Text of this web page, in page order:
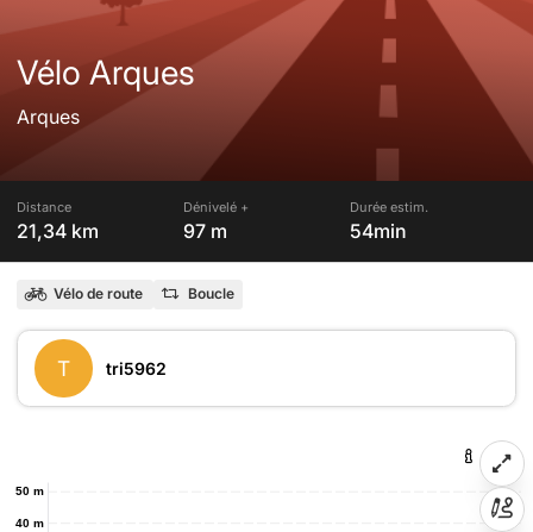
Vélo Arques
Arques
Distance
21,34 km
Dénivelé +
97 m
Durée estim.
54min
Vélo de route Boucle
T tri5962
40 m
50 m